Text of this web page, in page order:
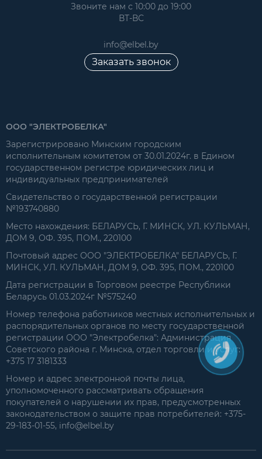
Звоните нам с 10:00 до 19:00
ВТ-ВС
info@elbel.by
Заказать звонок
ООО "ЭЛЕКТРОБЕЛКА"
Зарегистрировано Минским городским
исполнительным комитетом от 30.01.2024г. в Едином
государственном регистре юридических лиц и
индивидуальных предпринимателей
Свидетельство о государственной регистрации
№193740880
Место нахождения: БЕЛАРУСЬ, Г. МИНСК, УЛ. КУЛЬМАН,
ДОМ 9, ОФ. 395, ПОМ., 220100
Почтовый адрес ООО "ЭЛЕКТРОБЕЛКА" БЕЛАРУСЬ, Г.
МИНСК, УЛ. КУЛЬМАН, ДОМ 9, ОФ. 395, ПОМ., 220100
Дата регистрации в Торговом реестре Республики
Беларусь 01.03.2024г №575240
Номер телефона работников местных исполнительных и
распорядительных органов по месту государственной
регистрации ООО "Электробелка": Администрация
Советского района г. Минска, отдел торговли и услуг:
+375 17 3181333
Номер и адрес электронной почты лица,
уполномоченного рассматривать обращения
покупателей о нарушении их прав, предусмотренных
законодательством о защите прав потребителей: +375-
29-183-01-55, info@elbel.by